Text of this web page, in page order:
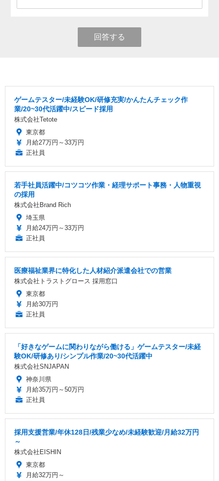
回答する
ゲームテスター/未経験OK/研修充実/かんたんチェック作
業/20~30代活躍中/スピード採用
株式会社Tetote
東京都
月給27万円～33万円
正社員
若手社員活躍中/コツコツ作業・経理サポート事務・人物重視
の採用
株式会社Brand Rich
埼玉県
月給24万円～33万円
正社員
医療福祉業界に特化した人材紹介派遣会社での営業
株式会社トラストグロース 採用窓口
東京都
月給30万円
正社員
「好きなゲームに関わりながら働ける」ゲームテスター/未経
験OK/研修あり/シンプル作業/20~30代活躍中
株式会社SNJAPAN
神奈川県
月給35万円～50万円
正社員
採用支援営業/年休128日/残業少なめ/未経験歓迎/月給32万円
～
株式会社EISHIN
東京都
月給32万円～